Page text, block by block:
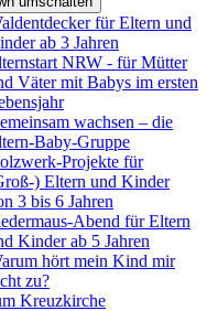
für Eltern und
ab 3 Jahren
NRW - für Mütter
Väter mit Babys im ersten
wachsen – die
Baby-Gruppe
Projekte für
) Eltern und Kinder
3 bis 6 Jahren
Abend für Eltern
Kinder ab 5 Jahren
hört mein Kind mir
zu?
Kreuzkirche